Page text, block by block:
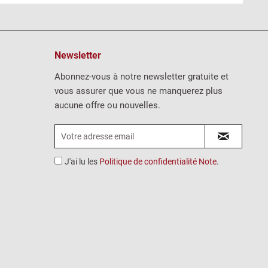
Newsletter
Abonnez-vous à notre newsletter gratuite et
vous assurer que vous ne manquerez plus
aucune offre ou nouvelles.
J'ai lu les Politique de confidentialité Note.